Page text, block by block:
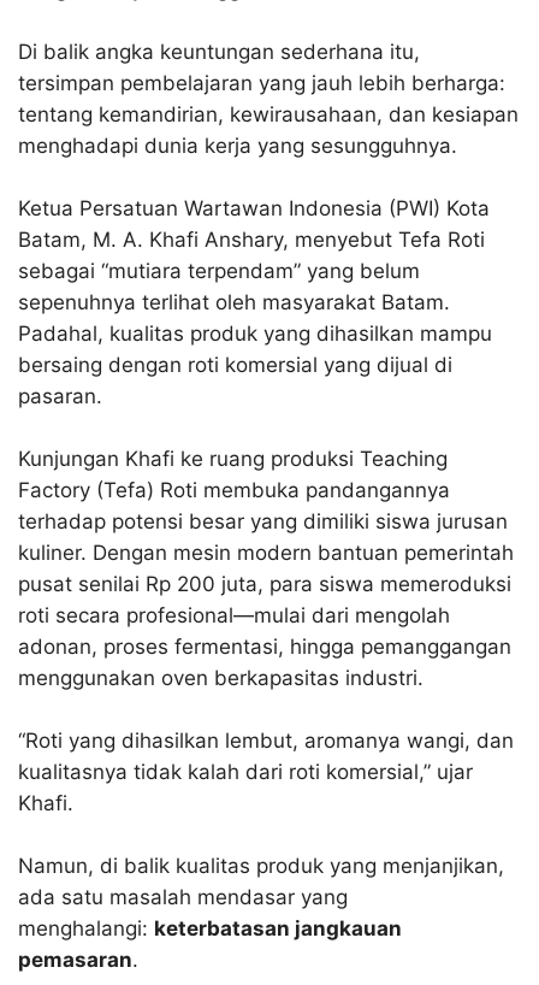
Di balik angka keuntungan sederhana itu,
tersimpan pembelajaran yang jauh lebih berharga:
tentang kemandirian, kewirausahaan, dan kesiapan
menghadapi dunia kerja yang sesungguhnya.​
Ketua Persatuan Wartawan Indonesia (PWI) Kota
Batam, M. A. Khafi Anshary, menyebut Tefa Roti
sebagai “mutiara terpendam” yang belum
sepenuhnya terlihat oleh masyarakat Batam.
Padahal, kualitas produk yang dihasilkan mampu
bersaing dengan roti komersial yang dijual di
pasaran.​
Kunjungan Khafi ke ruang produksi Teaching
Factory (Tefa) Roti membuka pandangannya
terhadap potensi besar yang dimiliki siswa jurusan
kuliner. Dengan mesin modern bantuan pemerintah
pusat senilai Rp 200 juta, para siswa memeroduksi
roti secara profesional—mulai dari mengolah
adonan, proses fermentasi, hingga pemanggangan
menggunakan oven berkapasitas industri.​
“Roti yang dihasilkan lembut, aromanya wangi, dan
kualitasnya tidak kalah dari roti komersial,” ujar
Khafi.​
Namun, di balik kualitas produk yang menjanjikan,
ada satu masalah mendasar yang
menghalangi: keterbatasan jangkauan
pemasaran.​